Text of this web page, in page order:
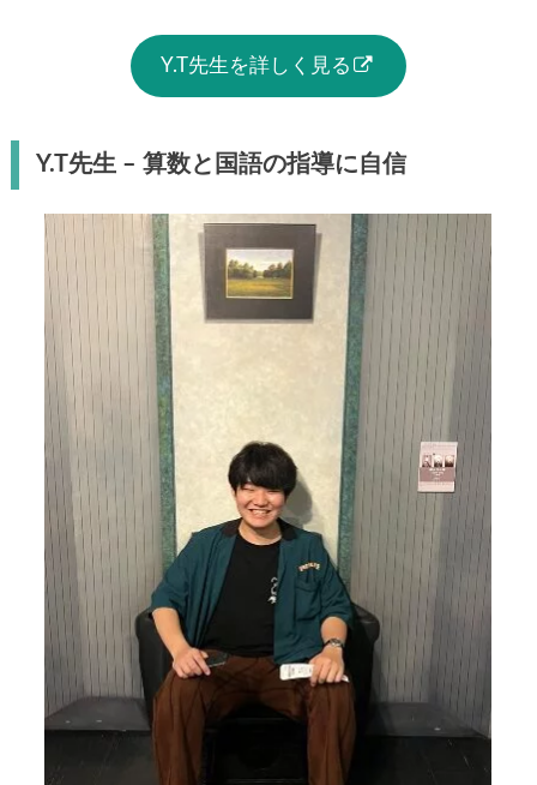
Y.T先生を詳しく見る
Y.T先生 – 算数と国語の指導に自信